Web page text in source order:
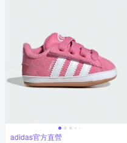
adidas官方直營